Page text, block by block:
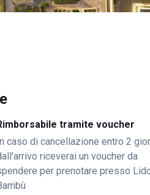
tramite voucher
caso di cancellazione entro 2
riceverai un voucher da
per prenotare presso